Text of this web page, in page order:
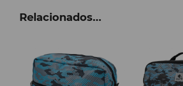
Relacionados...